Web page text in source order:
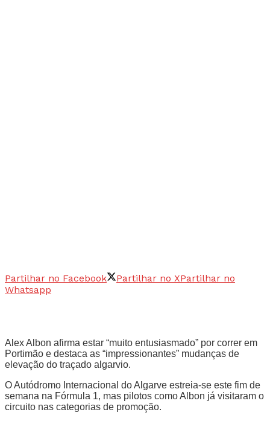
Partilhar no Facebook Partilhar no XPartilhar no
Whatsapp
Alex Albon afirma estar “muito entusiasmado” por correr em
Portimão e destaca as “impressionantes” mudanças de
elevação do traçado algarvio.
O Autódromo Internacional do Algarve estreia-se este fim de
semana na Fórmula 1, mas pilotos como Albon já visitaram o
circuito nas categorias de promoção.